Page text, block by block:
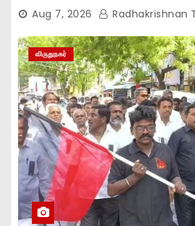
Aug 7, 2026 Radhakrishnan
விருதுநகர்